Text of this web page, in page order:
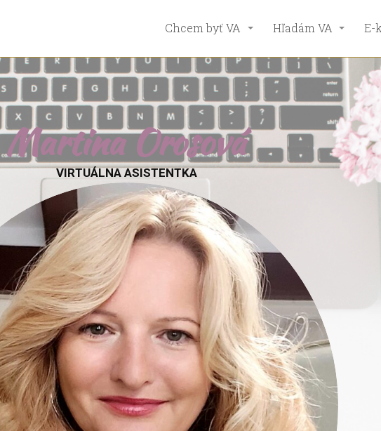
Chcem byť VA Hľadám VA E-
Martina Orosová
VIRTUÁLNA ASISTENTKA